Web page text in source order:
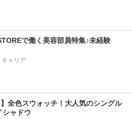
で働く美容部員特集♪未経験
ャリア
】全色スウォッチ！大人気のシングル
シャドウ